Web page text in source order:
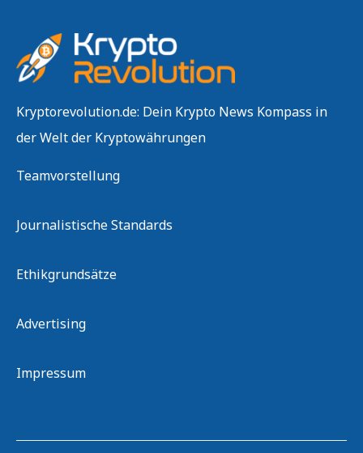
Kryptorevolution.de: Dein Krypto News Kompass in
der Welt der Kryptowährungen
Teamvorstellung
Journalistische Standards
Ethikgrundsätze
Advertising
Impressum